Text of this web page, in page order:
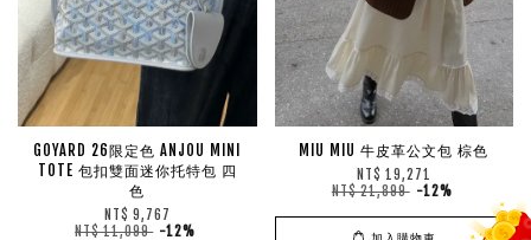
GOYARD 26限定色 ANJOU MINI
TOTE 包扣雙面迷你托特包 四
色
NT$ 9,767
NT$ 11,099 -12%
MIU MIU 牛皮革公文包 棕色
NT$ 19,271
NT$ 21,899 -12%